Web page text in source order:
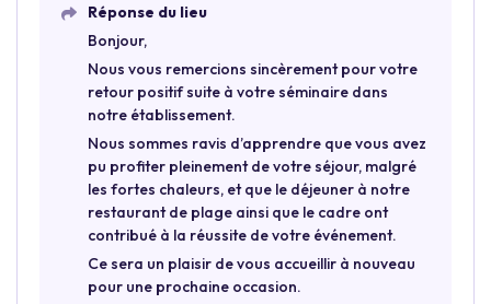
Réponse du lieu
Bonjour,
Nous vous remercions sincèrement pour votre
retour positif suite à votre séminaire dans
notre établissement.
Nous sommes ravis d’apprendre que vous avez
pu profiter pleinement de votre séjour, malgré
les fortes chaleurs, et que le déjeuner à notre
restaurant de plage ainsi que le cadre ont
contribué à la réussite de votre événement.
Ce sera un plaisir de vous accueillir à nouveau
pour une prochaine occasion.